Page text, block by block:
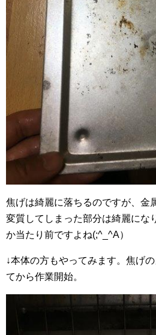
焦げは綺麗に落ちるのですが、金
変質してしまった部分は綺麗にな
か当たり前ですよね(;^_^A）
↓本体の方もやってみます。焦げ
てから作業開始。